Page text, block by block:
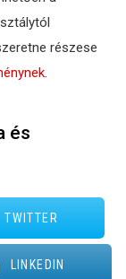
részese
.
és
TWITTER
LINKEDIN